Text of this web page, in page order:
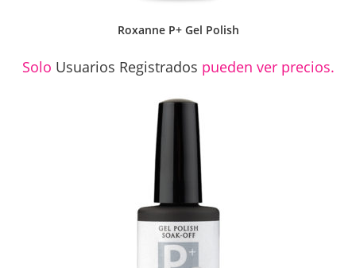
Roxanne P+ Gel Polish
Solo Usuarios Registrados pueden ver precios.